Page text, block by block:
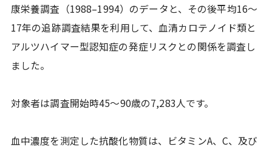
康栄養調査（1988–1994）のデータと、その後平均16～
17年の追跡調査結果を利用して、血清カロテノイド類と
アルツハイマー型認知症の発症リスクとの関係を調査し
ました。
対象者は調査開始時45〜90歳の7,283人です。
血中濃度を測定した抗酸化物質は、ビタミンA、C、及び